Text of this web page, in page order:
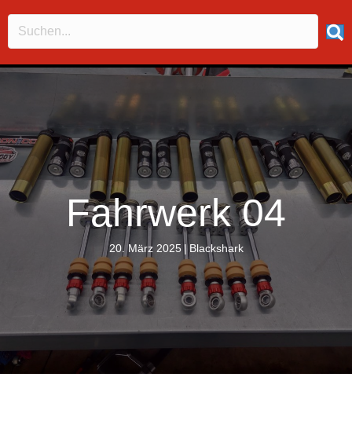
Fahrwerk 04
20. März 2025 | Blackshark